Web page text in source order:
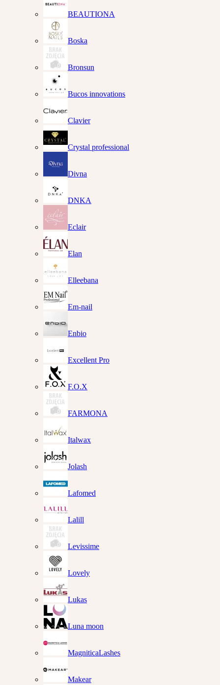
BEAUTIONA
Boska
Bronsun
Bucos innovations
Clavier
Crystal professional
Divna
DNKA
Eclair
Elan
Elleebana
Em-nail
Enbio
Excellent Pro
F.O.X
FARMONA
Italwax
Jolash
Lafomed
Lalill
Levissime
Lovely
Lukas
Luna moon
MagniticaLashes
Makear